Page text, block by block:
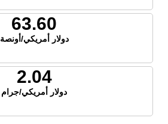
63.60
دولار أمريكي/أونصة
2.04
دولار أمريكي/جرام